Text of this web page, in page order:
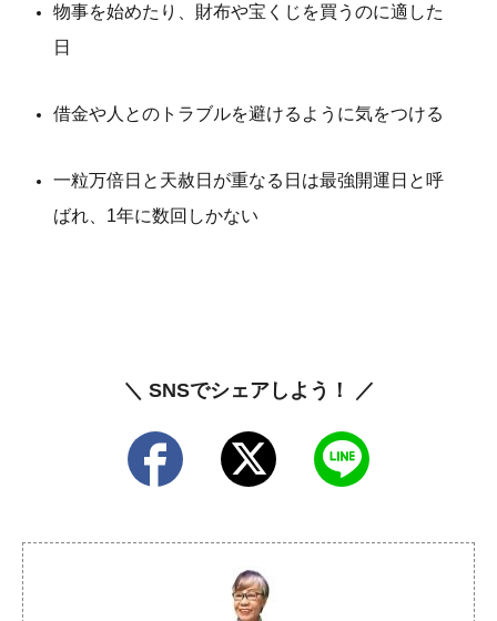
物事を始めたり、財布や宝くじを買うのに適した
日
借金や人とのトラブルを避けるように気をつける
一粒万倍日と天赦日が重なる日は最強開運日と呼
ばれ、1年に数回しかない
＼ SNSでシェアしよう！ ／